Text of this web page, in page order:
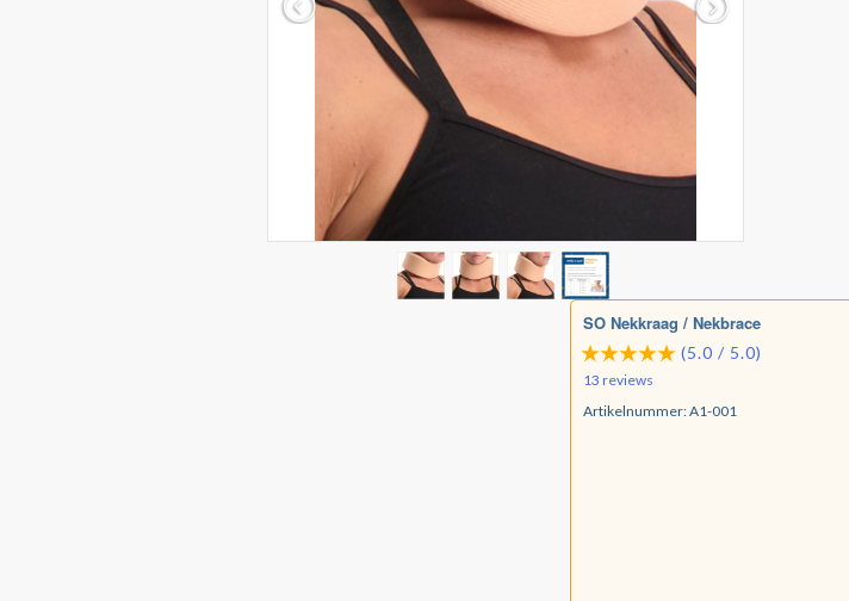
SO Nekkraag / Nekbrace
(5.0 / 5.0)
13 reviews
Artikelnummer:A1-001